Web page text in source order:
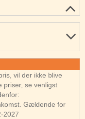
vil der ikke blive
priser, se venligst
Gældende for
2027